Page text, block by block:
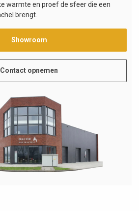
warmte en proef de sfeer die een
brengt.
Showroom
Contact opnemen